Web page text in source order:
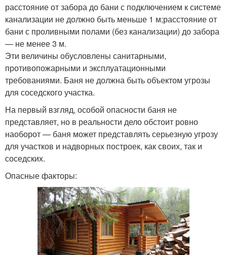
расстояние от забора до бани с подключением к системе
канализации не должно быть меньше 1 м;расстояние от
бани с проливными полами (без канализации) до забора
— не менее 3 м.
Эти величины обусловлены санитарными,
противопожарными и эксплуатационными
требованиями. Баня не должна быть объектом угрозы
для соседского участка.
На первый взгляд, особой опасности баня не
представляет, но в реальности дело обстоит ровно
наоборот — баня может представлять серьезную угрозу
для участков и надворных построек, как своих, так и
соседских.
Опасные факторы: